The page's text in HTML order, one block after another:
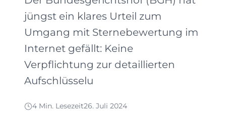
jüngst ein klares Urteil zum
Umgang mit Sternebewertung im
Internet gefällt: Keine
Verpflichtung zur detaillierten
Aufschlüsselu
4 Min. Lesezeit26. Juli 2024